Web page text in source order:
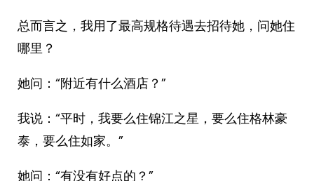
总而言之，我用了最高规格待遇去招待她，问她住
哪里？
她问：“附近有什么酒店？”
我说：“平时，我要么住锦江之星，要么住格林豪
泰，要么住如家。”
她问：“有没有好点的？”